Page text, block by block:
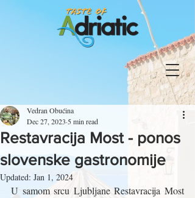
Restavracija Most - ponos
slovenske gastronomije
Vedran Obućina
Dec 27, 2023 5 min read
Updated: Jan 1, 2024
U samom srcu Ljubljane Restavracija Most